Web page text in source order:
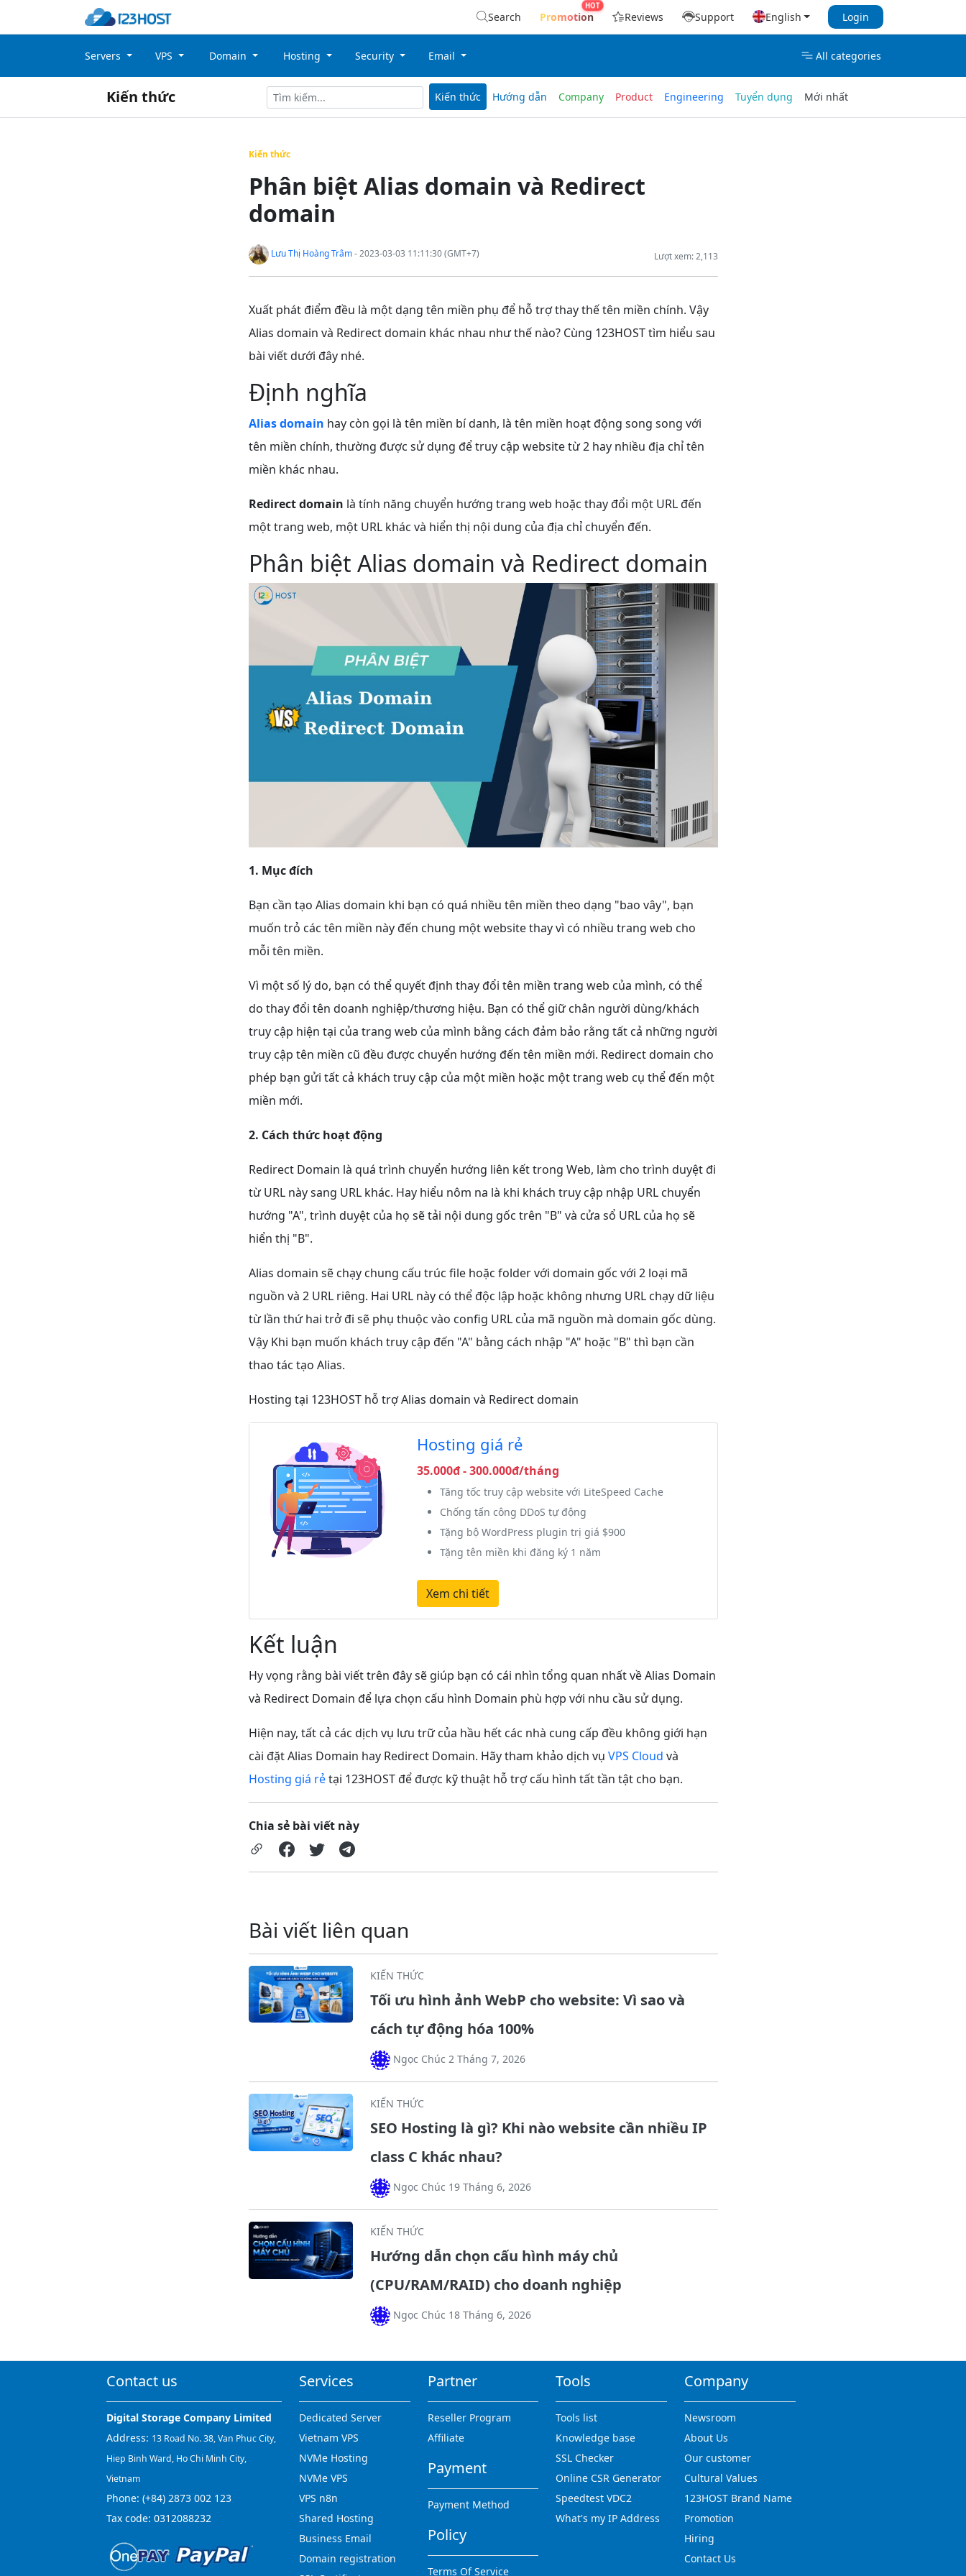
Search Promotion Reviews Support English Login
Servers VPS Domain Hosting Security Email All categories
Kiến thức Kiến thức Hướng dẫn Company Product Engineering Tuyển dụng Mới nhất
Kiến thức
Phân biệt Alias domain và Redirect
domain
Lượt xem: 2,113
Lưu Thị Hoàng Trâm- 2023-03-03 11:11:30 (GMT+7)
Xuất phát điểm đều là một dạng tên miền phụ để hỗ trợ thay thế tên miền chính. Vậy
Alias domain và Redirect domain khác nhau như thế nào? Cùng 123HOST tìm hiểu sau
bài viết dưới đây nhé.
Định nghĩa
Alias domain hay còn gọi là tên miền bí danh, là tên miền hoạt động song song với
tên miền chính, thường được sử dụng để truy cập website từ 2 hay nhiều địa chỉ tên
miền khác nhau.
Redirect domain là tính năng chuyển hướng trang web hoặc thay đổi một URL đến
một trang web, một URL khác và hiển thị nội dung của địa chỉ chuyển đến.
Phân biệt Alias domain và Redirect domain
1. Mục đích
Bạn cần tạo Alias domain khi bạn có quá nhiều tên miền theo dạng "bao vây", bạn
muốn trỏ các tên miền này đến chung một websitethay vì có nhiều trang web cho
mỗi tên miền.
Vì một số lý do, bạn có thể quyết định thay đổi tên miền trang web của mình, có thể
do thay đổi tên doanh nghiệp/thương hiệu. Bạn có thể giữ chân người dùng/khách
truy cập hiện tại của trang web của mình bằng cách đảm bảo rằng tất cả những người
truy cập tên miền cũ đều được chuyển hướng đến tên miền mới. Redirect domain cho
phép bạn gửi tất cả khách truy cập của một miền hoặc một trang web cụ thể đến một
miền mới.
2. Cách thức hoạt động
Redirect Domain là quá trình chuyển hướng liên kết trong Web, làm cho trình duyệt đi
từ URL này sang URL khác. Hay hiểu nôm na là khi khách truy cập nhập URL chuyển
hướng "A", trình duyệt của họ sẽ tải nội dung gốc trên "B" và cửa sổ URL của họ sẽ
hiển thị "B".
Alias domain sẽ chạy chung cấu trúc file hoặc folder với domain gốc với 2 loại mã
nguồn và 2 URL riêng. Hai URL này có thể độc lập hoặc không nhưng URL chạy dữ liệu
từ lần thứ hai trở đi sẽ phụ thuộc vào config URL của mã nguồn mà domain gốc dùng.
Vậy Khi bạn muốn khách truy cập đến "A" bằng cách nhập "A" hoặc "B" thì bạn cần
thao tác tạo Alias.
Hosting tại 123HOST hỗ trợ Alias domain và Redirect domain
Hosting giá rẻ
35.000đ - 300.000đ/tháng
Tăng tốc truy cập website với LiteSpeed Cache
Chống tấn công DDoS tự động
Tặng bộ WordPress plugin trị giá $900
Tặng tên miền khi đăng ký 1 năm
Xem chi tiết
Kết luận
Hy vọng rằng bài viết trên đây sẽ giúp bạn có cái nhìn tổng quan nhất về Alias Domain
và Redirect Domain để lựa chọn cấu hình Domain phù hợp với nhu cầu sử dụng.
Hiện nay, tất cả các dịch vụ lưu trữ của hầu hết các nhà cung cấp đều không giới hạn
cài đặt Alias Domain hay Redirect Domain. Hãy tham khảo dịch vụ VPS Cloud và
Hosting giá rẻtại 123HOST để được kỹ thuật hỗ trợ cấu hình tất tần tật cho bạn.
Chia sẻ bài viết này
Bài viết liên quan
KIẾN THỨC
Tối ưu hình ảnh WebP cho website: Vì sao và
cách tự động hóa 100%
Ngọc Chúc 2 Tháng 7, 2026
KIẾN THỨC
SEO Hosting là gì? Khi nào website cần nhiều IP
class C khác nhau?
Ngọc Chúc 19 Tháng 6, 2026
KIẾN THỨC
Hướng dẫn chọn cấu hình máy chủ
(CPU/RAM/RAID) cho doanh nghiệp
Ngọc Chúc 18 Tháng 6, 2026
Contact us
Digital Storage Company Limited
Address: 13 Road No. 38, Van Phuc City,
Hiep Binh Ward, Ho Chi Minh City,
Vietnam
Phone: (+84) 2873 002 123
Tax code: 0312088232
Services
Dedicated Server
Vietnam VPS
NVMe Hosting
NVMe VPS
VPS n8n
Shared Hosting
Business Email
Domain registration
Partner
Reseller Program
Affiliate
Payment
Payment Method
Policy
Terms Of Service
Tools
Tools list
Knowledge base
SSL Checker
Online CSR Generator
Speedtest VDC2
What's my IP Address
Company
Newsroom
About Us
Our customer
Cultural Values
123HOST Brand Name
Promotion
Hiring
Contact Us